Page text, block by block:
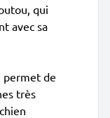
qui
avec sa
permet de
très